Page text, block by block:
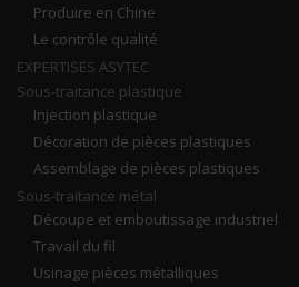
Produire en Chine
Le contrôle qualité
EXPERTISES ASYTEC
Sous-traitance plastique
Injection plastique
Décoration de pièces plastiques
Assemblage de pièces plastiques
Sous-traitance métal
Découpe et emboutissage industriel
Travail du fil
Usinage pièces métalliques